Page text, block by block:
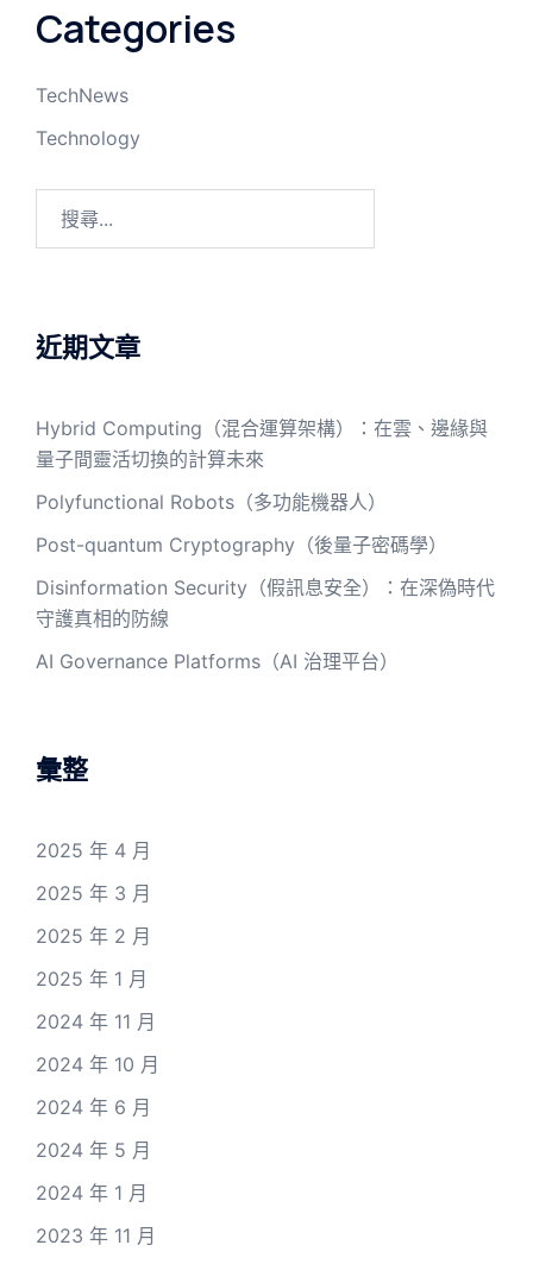
Categories
TechNews
Technology
近期文章
Hybrid Computing（混合運算架構）：在雲、邊緣與
量子間靈活切換的計算未來
Polyfunctional Robots（多功能機器人）
Post-quantum Cryptography（後量子密碼學）
Disinformation Security（假訊息安全）：在深偽時代
守護真相的防線
AI Governance Platforms（AI 治理平台）
彙整
2025 年 4 月
2025 年 3 月
2025 年 2 月
2025 年 1 月
2024 年 11 月
2024 年 10 月
2024 年 6 月
2024 年 5 月
2024 年 1 月
2023 年 11 月